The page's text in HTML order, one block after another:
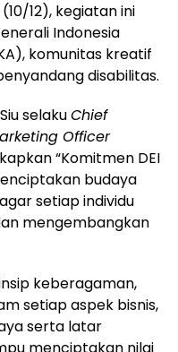
12), kegiatan ini
Indonesia
komunitas kreatif
disabilitas.
selakuChief
Officer
“Komitmen DEI
budaya
setiap individu
mengembangkan
keberagaman,
setiap aspek bisnis,
serta latar